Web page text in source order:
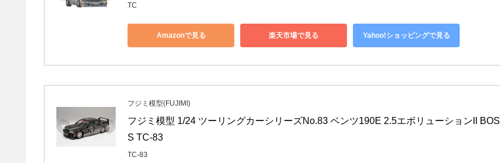
TC
Amazonで見る 楽天市場で見る Yahoo!ショッピングで見る
フジミ模型(FUJIMI)
フジミ模型 1/24 ツーリングカーシリーズNo.83 ベンツ190E 2.5エボリューションII BOS
S TC-83
TC-83